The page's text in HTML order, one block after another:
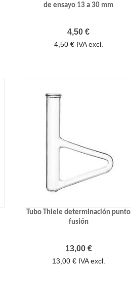
de ensayo 13 a 30 mm
Precio
4,50 €
4,50 € IVA excl.
Tubo Thiele determinación punto
fusión
Precio
13,00 €
13,00 € IVA excl.